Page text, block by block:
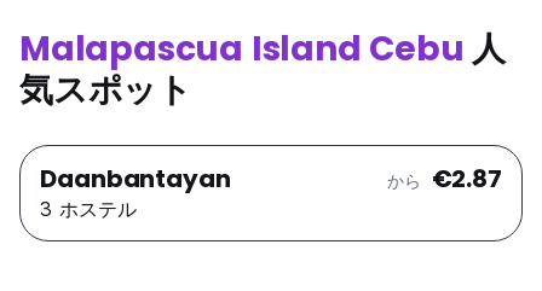
Malapascua Island Cebu 人
気スポット
Daanbantayan から €2.87
3 ホステル